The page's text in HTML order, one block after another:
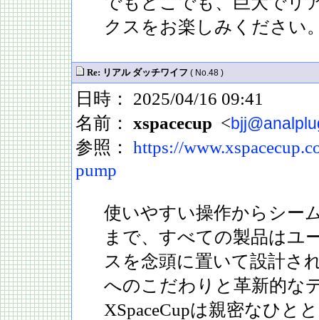
クスをお楽しみください
Re: リアル ダッチワイフ ( No.48 )
日時： 2025/04/16 09:41
名前： xspacecup <
参照： https://
pump
使いやすい操作からシー
まで、すべての製品はユ
スを念頭に置いて設計さ
へのこだわりと革新的な
XSpaceCupは親密なひと